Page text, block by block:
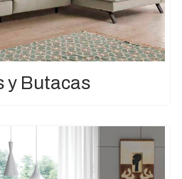
y Butacas